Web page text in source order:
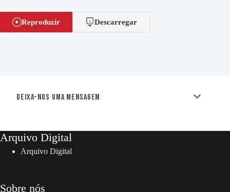
Reproduzir Descarregar
Deixa-nos uma mensagem
Arquivo Digital
Arquivo Digital
Sobre nós